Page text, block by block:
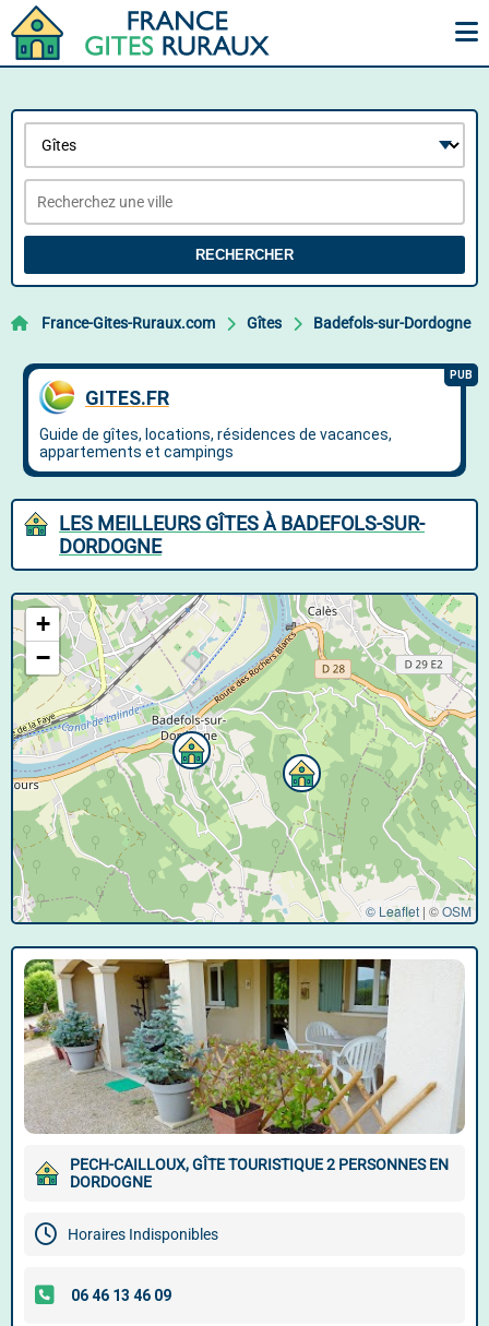
RECHERCHER
France-Gites-Ruraux.com Gîtes Badefols-sur-Dordogne
LES MEILLEURS GÎTES À BADEFOLS-SUR-
DORDOGNE
+
−
© Leaflet | ©OSM
PECH-CAILLOUX, GÎTE TOURISTIQUE 2 PERSONNES EN
DORDOGNE
Horaires Indisponibles